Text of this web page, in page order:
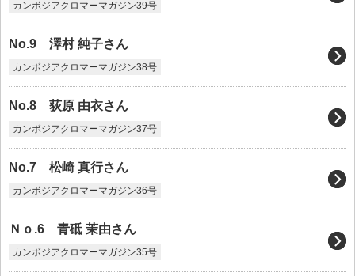
カンボジアクロマーマガジン39号
No.9 澤村 純子さん
カンボジアクロマーマガジン38号
No.8 荻原 由衣さん
カンボジアクロマーマガジン37号
No.7 松崎 真行さん
カンボジアクロマーマガジン36号
Ｎｏ.6 青砥 茉由さん
カンボジアクロマーマガジン35号